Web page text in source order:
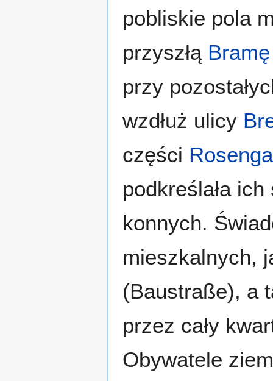
pobliskie pola
przyszłą
przy
wzdłuż ulicy
części
podkreślała
konnych.
mieszkalnych,
(Baustraße), a
przez cały
Obywatele